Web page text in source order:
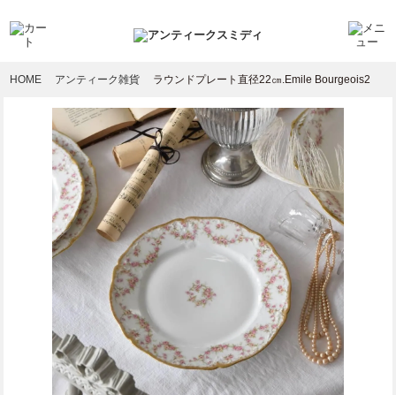
HOME アンティーク雑貨 ラウンドプレート直径22㎝.Emile Bourgeois2